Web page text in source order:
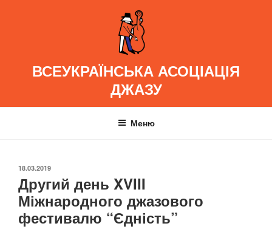
ВСЕУКРАЇНСЬКА АСОЦІАЦІЯ
ДЖАЗУ
Меню
ОПУБЛІКОВАНО
18.03.2019
Другий день XVIII
Міжнародного джазового
фестивалю “Єдність”